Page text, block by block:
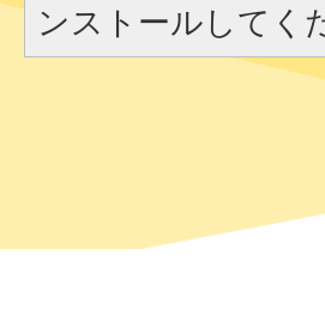
ンストールしてく